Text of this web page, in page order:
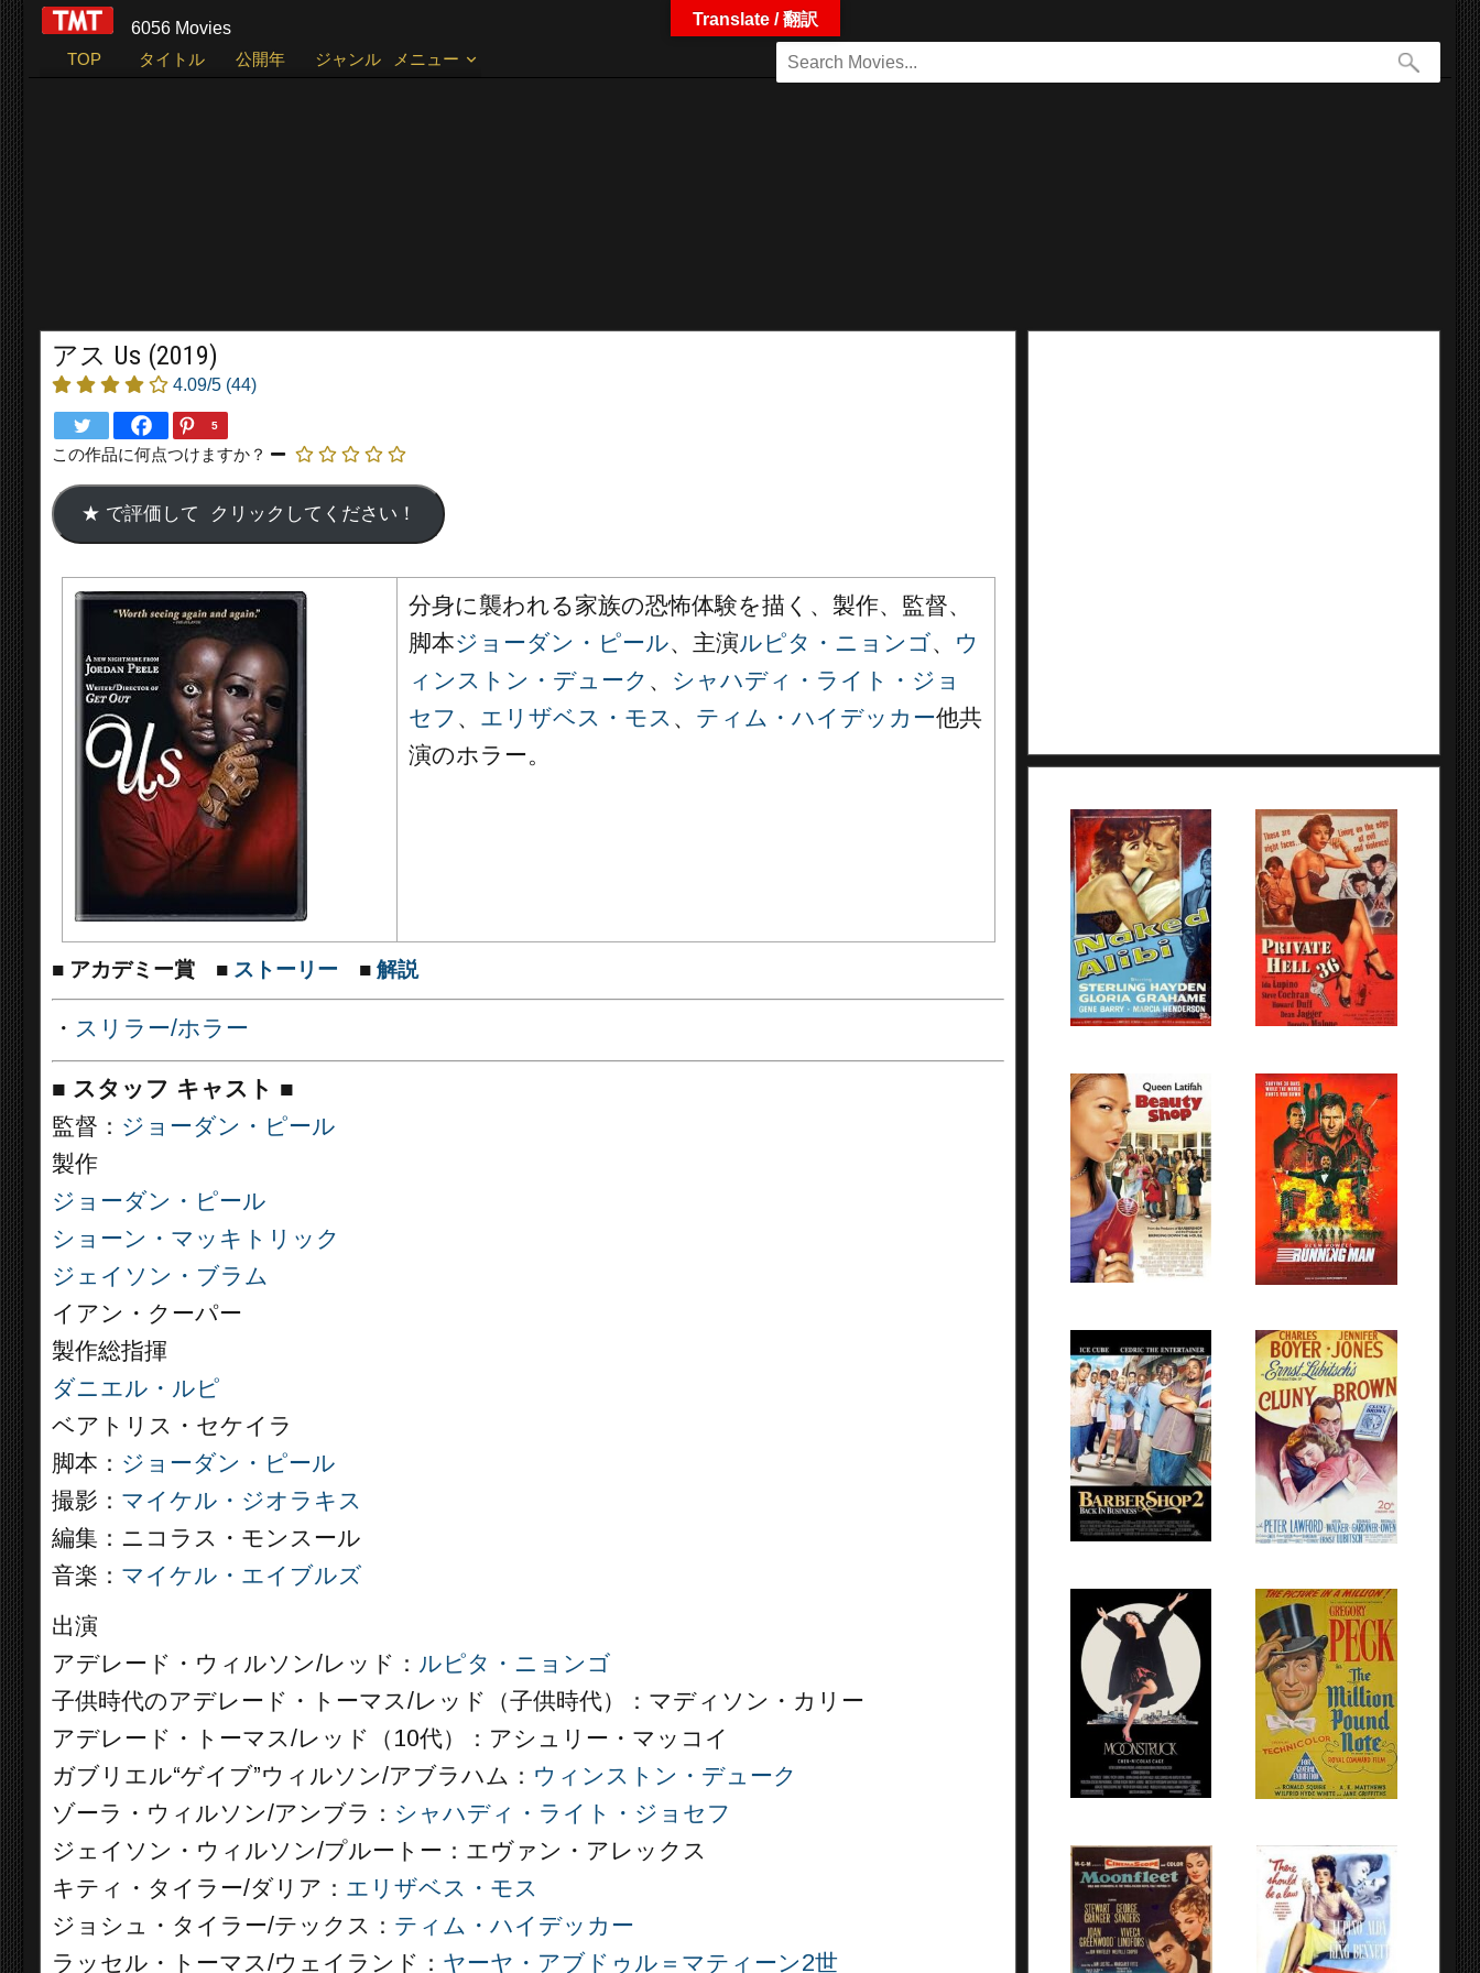
6056 Movies
TOP
タイトル 公開年 ジャンル メニュー
アス Us (2019)
4.09/5 (44)
5
この作品に何点つけますか？
分身に襲われる家族の恐怖体験を描く、製作、監督、
脚本ジョーダン・ピール、主演ルピタ・ニョンゴ、 ウ
ィンストン・デューク 、 シャハディ・ライト・ジョ
セフ 、 エリザベス・モス 、 ティム・ハイデッカー他共
演のホラー。
■ アカデミー賞 ■ ストーリー ■ 解説
・ スリラー/ホラー
■ スタッフ キャスト ■
監督： ジョーダン・ピール
製作
ジョーダン・ピール
ショーン・マッキトリック
ジェイソン・ブラム
イアン・クーパー
製作総指揮
ダニエル・ルピ
ベアトリス・セケイラ
脚本： ジョーダン・ピール
撮影： マイケル・ジオラキス
編集：ニコラス・モンスール
音楽： マイケル・エイブルズ
出演
アデレード・ウィルソン/レッド： ルピタ・ニョンゴ
子供時代のアデレード・トーマス/レッド（子供時代）：マディソン・カリー
アデレード・トーマス/レッド（10代）：アシュリー・マッコイ
ガブリエル“ゲイブ”ウィルソン/アブラハム： ウィンストン・デューク
ゾーラ・ウィルソン/アンブラ： シャハディ・ライト・ジョセフ
ジェイソン・ウィルソン/プルートー：エヴァン・アレックス
キティ・タイラー/ダリア： エリザベス・モス
ジョシュ・タイラー/テックス： ティム・ハイデッカー
ラッセル・トーマス/ウェイランド： ヤーヤ・アブドゥル＝マティーン2世
Translate / 翻訳